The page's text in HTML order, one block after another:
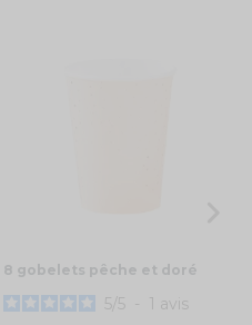
8 gobelets pêche et doré
5 5 - 1 avis